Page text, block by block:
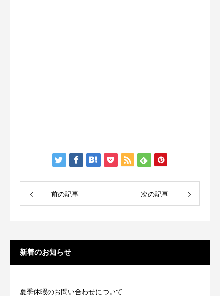
前の記事 次の記事
新着のお知らせ
夏季休暇のお問い合わせについて